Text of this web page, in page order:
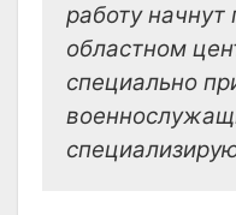
работу
областном
специально